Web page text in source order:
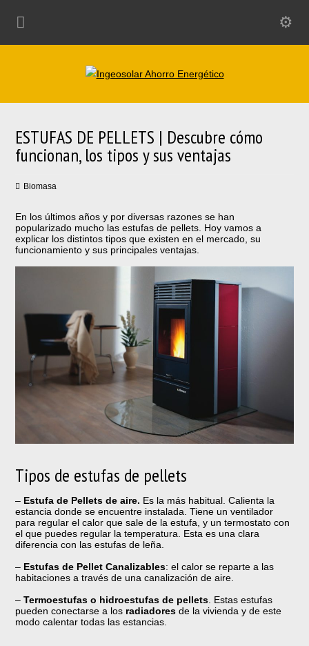
ESTUFAS DE PELLETS | Descubre cómo
funcionan, los tipos y sus ventajas
Biomasa
En los últimos años y por diversas razones se han
popularizado mucho las estufas de pellets. Hoy vamos a
explicar los distintos tipos que existen en el mercado, su
funcionamiento y sus principales ventajas.
Tipos de estufas de pellets
– Estufa de Pellets de aire. Es la más habitual. Calienta la
estancia donde se encuentre instalada. Tiene un ventilador
para regular el calor que sale de la estufa, y un termostato con
el que puedes regular la temperatura. Esta es una clara
diferencia con las estufas de leña.
– Estufas de Pellet Canalizables: el calor se reparte a las
habitaciones a través de una canalización de aire.
–Termoestufas o hidroestufas de pellets . Estas estufas
pueden conectarse a los radiadoresde la vivienda y de este
modo calentar todas las estancias.